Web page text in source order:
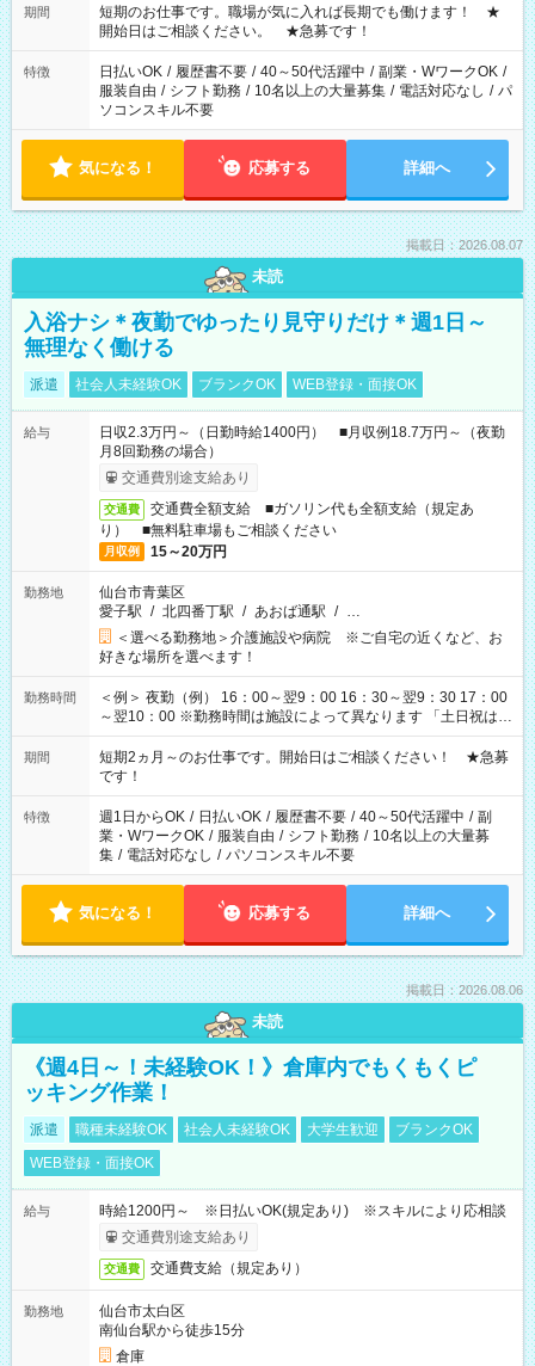
あれば調整できます！ ※シフト制。勤務地により実働時間が異
なります。★家庭の都合でお休みが必要な場合も遠慮なくご相
談ください。
期間
短期のお仕事です。職場が気に入れば長期でも働けます！ ★
開始日はご相談ください。 ★急募です！
特徴 日払いOK / 履歴書不要 / 40～50代活躍中 / 副業・WワークOK /
服装自由 / シフト勤務 / 10名以上の大量募集 / 電話対応なし / パ
ソコンスキル不要
気になる！ 応募する 詳細へ
掲載日：2026.08.07
未読
入浴ナシ＊夜勤でゆったり見守りだけ＊週1日～
無理なく働ける
派遣 社会人未経験OK ブランクOK WEB登録・面接OK
給与
日収2.3万円～（日勤時給1400円） ■月収例18.7万円～（夜勤
月8回勤務の場合）
交通費別途支給あり
交通費
交通費全額支給 ■ガソリン代も全額支給（規定あ
り） ■無料駐車場もご相談ください
月収例 15～20万円
勤務地
仙台市青葉区
愛子駅 / 北四番丁駅 / あおば通駅 / …
＜選べる勤務地＞介護施設や病院 ※ご自宅の近くなど、お
好きな場所を選べます！
勤務時間
＜例＞ 夜勤（例） 16：00～翌9：00 16：30～翌9：30 17：00
～翌10：00 ※勤務時間は施設によって異なります 「土日祝は休
みたい」 「しっかり稼ぎたい」 「もう少し遅い時間から始めた
い」など ご希望にあったお仕事をご案内いたします。 ※未経験
の方の場合は1～2ヶ月間は日中での仕事を経験いただき、 お
仕事に慣れてからの夜勤になります。 ★家庭の都合でお休みが
必要な場合も遠慮なくご相談ください。
期間
短期2ヵ月～のお仕事です。開始日はご相談ください！ ★急募
です！
特徴 週1日からOK / 日払いOK / 履歴書不要 / 40～50代活躍中 / 副
業・WワークOK / 服装自由 / シフト勤務 / 10名以上の大量募
集 / 電話対応なし / パソコンスキル不要
気になる！ 応募する 詳細へ
掲載日：2026.08.06
未読
《週4日～！未経験OK！》倉庫内でもくもくピ
ッキング作業！
派遣 職種未経験OK 社会人未経験OK 大学生歓迎
ブランクOK
WEB登録・面接OK
給与
時給1200円～ ※日払いOK(規定あり) ※スキルにより応相談
交通費別途支給あり
交通費 交通費支給（規定あり）
勤務地
仙台市太白区
南仙台駅から徒歩15分
倉庫